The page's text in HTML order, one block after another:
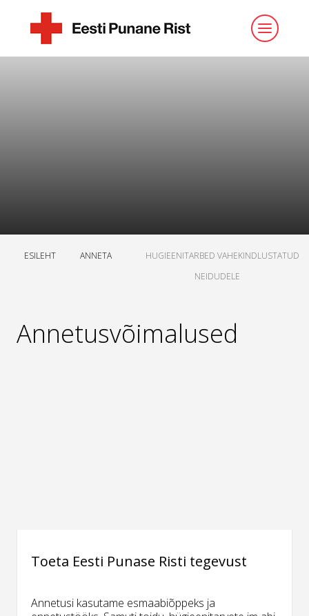
ESILEHT ANNETA
HUGIEENITARBED VAHEKINDLUSTATUD
NEIDUDELE
Annetusvõimalused
Toeta Eesti Punase Risti tegevust
Annetusi kasutame esmaabiõppeks ja